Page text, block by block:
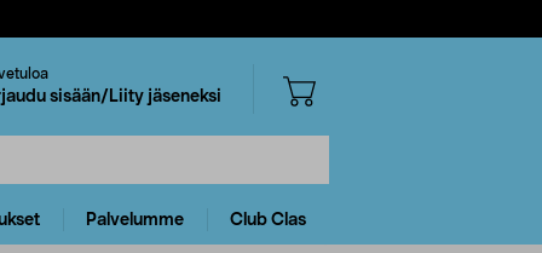
sisään/Liity jäseneksi
Palvelumme Club Clas